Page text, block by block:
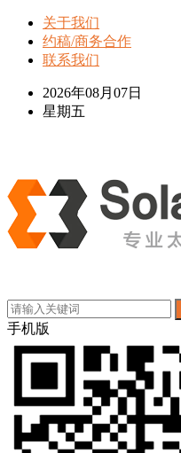
关于我们
约稿/商务合作
联系我们
2026年08月07日
星期五
手机版